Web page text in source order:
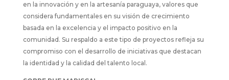
en la innovación y en la artesanía paraguaya, valores que
considera fundamentales en su visión de crecimiento
basada en la excelencia y el impacto positivo en la
comunidad. Su respaldo a este tipo de proyectos refleja su
compromiso con el desarrollo de iniciativas que destacan
la identidad y la calidad del talento local.